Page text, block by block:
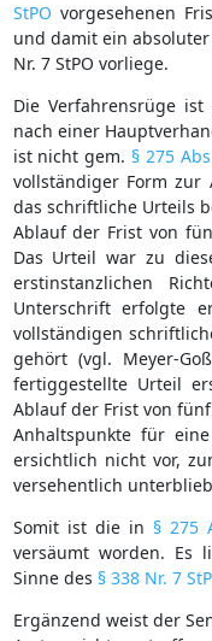
StPO vorgesehenen
und damit ein
Nr. 7 StPO vorliege.
Die Verfahrensrüge
nach einer
ist nicht gem. § 275
vollständiger Form zur
das schriftliche Urteils
Ablauf der Frist von
Das Urteil war zu
erstinstanzlichen
Unterschrift erfolgte
vollständigen
gehört (vgl. Meyer-
fertiggestellte Urteil
Ablauf der Frist von
Anhaltspunkte für
ersichtlich nicht vor,
versehentlich
Somit ist die in § 275
versäumt worden. Es
Sinne des § 338 Nr. 7
Ergänzend weist der